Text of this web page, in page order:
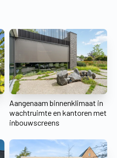
Aangenaam binnenklimaat in
wachtruimte en kantoren met
inbouwscreens